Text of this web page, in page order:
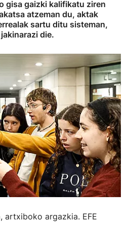
gisa gaizki kalifikatu ziren
atzeman du, aktak
sartu ditu sisteman,
die.
artxiboko argazkia. EFE